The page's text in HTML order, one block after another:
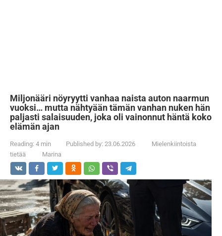
Miljonääri nöyryytti vanhaa naista auton naarmun
vuoksi… mutta nähtyään tämän vanhan nuken hän
paljasti salaisuuden, joka oli vainonnut häntä koko
elämän ajan
Reading: 4 min Published by: 23.06.2026
Mielenkiintoista
tietää
Marina